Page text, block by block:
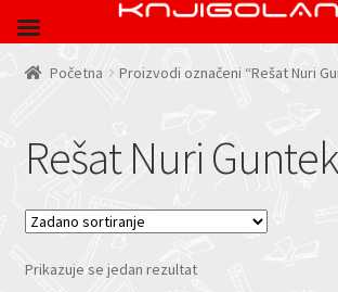
Početna Proizvodi označeni “Rešat Nuri
Rešat Nuri
Prikazuje se jedan rezultat